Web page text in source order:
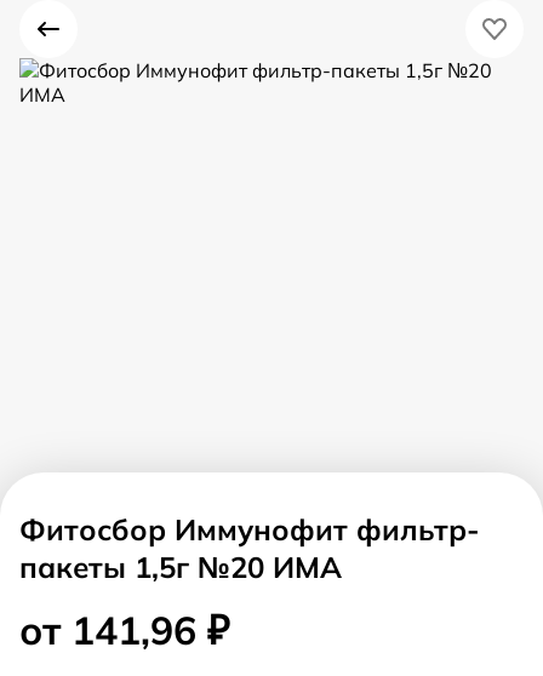
Фитосбор Иммунофит фильтр-
пакеты 1,5г №20 ИМА
от 141,96 ₽